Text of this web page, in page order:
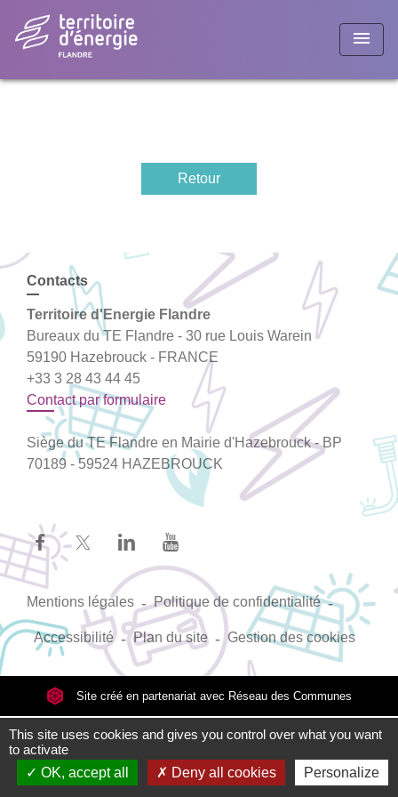
menu
Retour
Contacts
Territoire d'Energie Flandre
Bureaux du TE Flandre - 30 rue Louis Warein
59190 Hazebrouck - FRANCE
+33 3 28 43 44 45
Contact par formulaire
Siège du TE Flandre en Mairie d'Hazebrouck - BP
70189 - 59524 HAZEBROUCK
Mentions légales - Politique de confidentialité -
Accessibilité - Plan du site - Gestion des cookies
Site créé en partenariat avec Réseau des Communes
This site uses cookies and gives you control over what you want
to activate
OK, accept all
Deny all cookies Personalize